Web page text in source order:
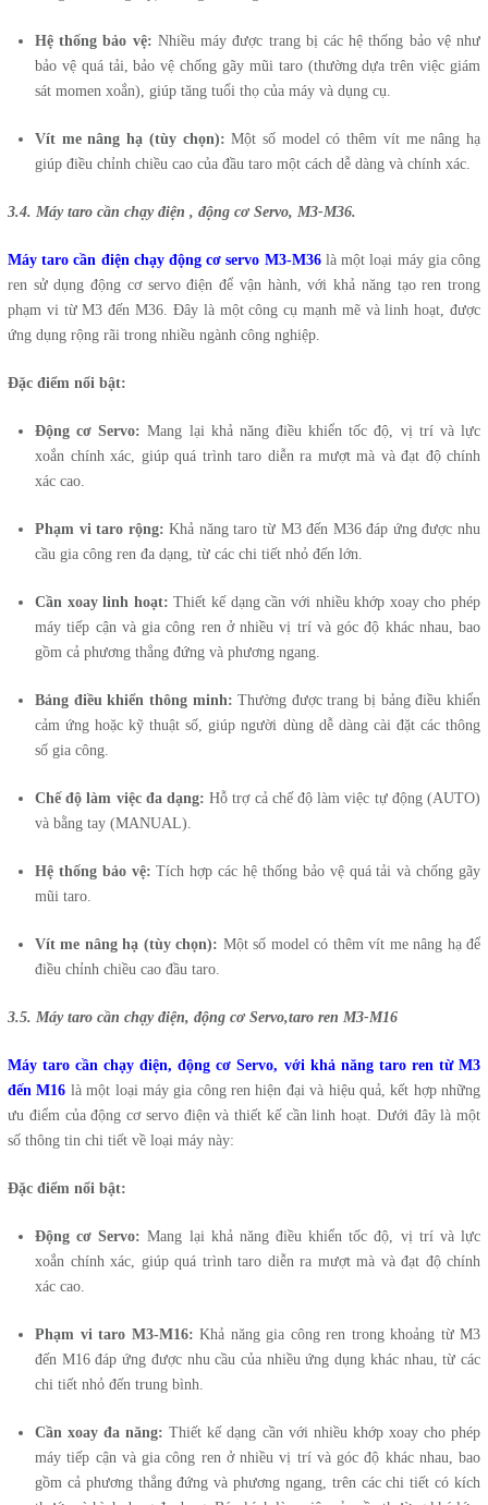
Hệ thống bảo vệ: Nhiều máy được trang bị các hệ thống bảo vệ như
bảo vệ quá tải, bảo vệ chống gãy mũi taro (thường dựa trên việc giám
sát momen xoắn), giúp tăng tuổi thọ của máy và dụng cụ.
Vít me nâng hạ (tùy chọn): Một số model có thêm vít me nâng hạ
giúp điều chỉnh chiều cao của đầu taro một cách dễ dàng và chính xác.
3.4. Máy taro cần chạy điện , động cơ Servo, M3-M36.
Máy taro cần điện chạy động cơ servo M3-M36là một loại máy gia công
ren sử dụng động cơ servo điện để vận hành, với khả năng tạo ren trong
phạm vi từ M3 đến M36. Đây là một công cụ mạnh mẽ và linh hoạt, được
ứng dụng rộng rãi trong nhiều ngành công nghiệp.
Đặc điểm nổi bật:
Động cơ Servo: Mang lại khả năng điều khiển tốc độ, vị trí và lực
xoắn chính xác, giúp quá trình taro diễn ra mượt mà và đạt độ chính
xác cao.
Phạm vi taro rộng: Khả năng taro từ M3 đến M36 đáp ứng được nhu
cầu gia công ren đa dạng, từ các chi tiết nhỏ đến lớn.
Cần xoay linh hoạt: Thiết kế dạng cần với nhiều khớp xoay cho phép
máy tiếp cận và gia công ren ở nhiều vị trí và góc độ khác nhau, bao
gồm cả phương thẳng đứng và phương ngang.
Bảng điều khiển thông minh: Thường được trang bị bảng điều khiển
cảm ứng hoặc kỹ thuật số, giúp người dùng dễ dàng cài đặt các thông
số gia công.
Chế độ làm việc đa dạng: Hỗ trợ cả chế độ làm việc tự động (AUTO)
và bằng tay (MANUAL).
Hệ thống bảo vệ: Tích hợp các hệ thống bảo vệ quá tải và chống gãy
mũi taro.
Vít me nâng hạ (tùy chọn): Một số model có thêm vít me nâng hạ để
điều chỉnh chiều cao đầu taro.
3.5. Máy taro cần chạy điện, động cơ Servo,taro ren M3-M16
Máy taro cần chạy điện, động cơ Servo, với khả năng taro ren từ M3
đến M16 là một loại máy gia công ren hiện đại và hiệu quả, kết hợp những
ưu điểm của động cơ servo điện và thiết kế cần linh hoạt. Dưới đây là một
số thông tin chi tiết về loại máy này:
Đặc điểm nổi bật:
Động cơ Servo: Mang lại khả năng điều khiển tốc độ, vị trí và lực
xoắn chính xác, giúp quá trình taro diễn ra mượt mà và đạt độ chính
xác cao.
Phạm vi taro M3-M16: Khả năng gia công ren trong khoảng từ M3
đến M16 đáp ứng được nhu cầu của nhiều ứng dụng khác nhau, từ các
chi tiết nhỏ đến trung bình.
Cần xoay đa năng: Thiết kế dạng cần với nhiều khớp xoay cho phép
máy tiếp cận và gia công ren ở nhiều vị trí và góc độ khác nhau, bao
gồm cả phương thẳng đứng và phương ngang, trên các chi tiết có kích